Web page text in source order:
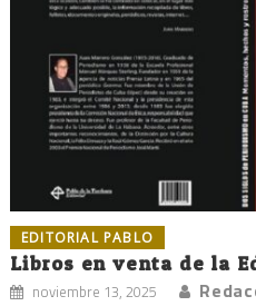
EDITORIAL PABLO
Libros en venta de la
noviembre 13, 2025